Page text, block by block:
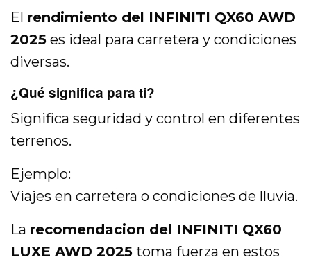
El rendimiento del INFINITI QX60 AWD
2025 es ideal para carretera y condiciones
diversas.
¿Qué significa para ti?
Significa seguridad y control en diferentes
terrenos.
Ejemplo:
Viajes en carretera o condiciones de lluvia.
La recomendacion del INFINITI QX60
LUXE AWD 2025 toma fuerza en estos